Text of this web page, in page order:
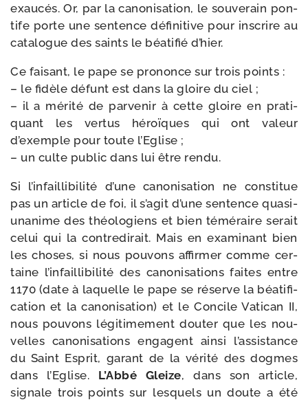
exau­cés. Or, par la cano­ni­sa­tion, le sou­ve­rain pon­
tife porte une sen­tence défi­ni­tive pour ins­crire au
cata­logue des saints le béa­ti­fié d’hier.
Ce fai­sant, le pape se pro­nonce sur trois points :
– le fidèle défunt est dans la gloire du ciel ;
– il a méri­té de par­ve­nir à cette gloire en pra­ti­
quant les ver­tus héroïques qui ont valeur
d’exemple pour toute l’Eglise ;
– un culte public dans lui être rendu.
Si l’infaillibilité d’une cano­ni­sa­tion ne consti­tue
pas un article de foi, il s’agit d’une sen­tence quasi-​
unanime des théo­lo­giens et bien témé­raire serait
celui qui la contre­di­rait. Mais en exa­mi­nant bien
les choses, si nous pou­vons affir­mer comme cer­
taine l’infaillibilité des cano­ni­sa­tions faites entre
1170 (date à laquelle le pape se réserve la béa­ti­fi­
ca­tion et la cano­ni­sa­tion) et le Concile Vatican II,
nous pou­vons légi­ti­me­ment dou­ter que les nou­
velles cano­ni­sa­tions engagent ain­si l’assistance
du Saint Esprit, garant de la véri­té des dogmes
dans l’Eglise. L’Abbé Gleize, dans son article,
signale trois points sur les­quels un doute a été